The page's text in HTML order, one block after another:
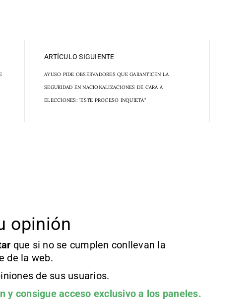
ARTÍCULO SIGUIENTE
AYUSO PIDE OBSERVADORES QUE GARANTICEN LA
SEGURIDAD EN NACIONALIZACIONES DE CARA A
ELECCIONES: "ESTE PROCESO INQUIETA"
opinión
que si no se cumplen conllevan la
de la web.
de sus usuarios.
y consigue acceso exclusivo a los paneles.